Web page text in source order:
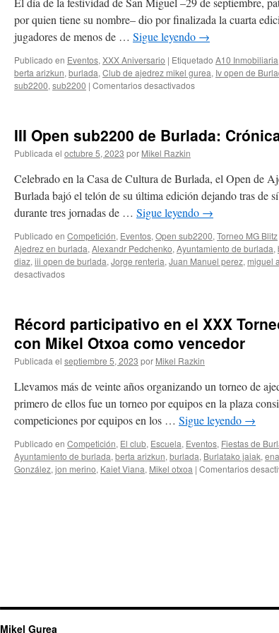
por quien tiene su nombre– dio por finalizada la cuarta
jugadores de menos de … Sigue leyendo →
Publicado en Eventos, XXX Aniversario | Etiquetado A10 Inmobiliaria
berta arizkun, burlada, Club de ajedrez mikel gurea, Iv open de
sub2200, sub2200 | Comentarios desactivadosen
de
de
la
tercera
jornada
III Open sub2200 de Burlada:
Publicada el octubre 5, 2023 por Mikel Razkin
Celebrado en la Casa de Cultura de Burlada, el Open de
Burlada bajó el telón de su última edición dejando tras de
durante tres jornadas de … Sigue leyendo →
Publicado en Competición, Eventos, Open sub2200, Torneo MG Blitz
Ajedrez en burlada, Alexandr Pedchenko, Ayuntamiento de burlada,
diaz, iii open de burlada, Jorge renteria, Juan Manuel perez, miguel
desactivadosen
de
Burlada:
Crónica
de
tercera
jornada
Récord participativo en el XXX
con Mikel Otxoa como vencedor
Publicada el septiembre 5, 2023 por Mikel Razkin
Llevamos más de veinte años organizando un torneo de
primero de ellos fue un torneo por equipos en la plaza
competiciones por equipos en los … Sigue leyendo →
Publicado en Competición, El club, Escuela, Eventos, Fiestas de
Ayuntamiento de burlada, berta arizkun, burlada, Burlatako jaiak,
González, jon merino, Kaiet Viana, Mikel otxoa | Comentarios
Mikel Gurea